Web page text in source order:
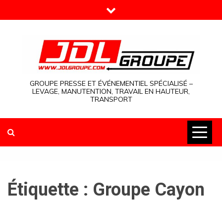
to
GROUPE PRESSE ET ÉVÉNEMENTIEL SPÉCIALISÉ –
LEVAGE, MANUTENTION, TRAVAIL EN HAUTEUR,
TRANSPORT
Étiquette : Groupe Cayon